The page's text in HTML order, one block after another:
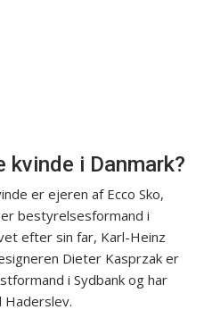
kvinde i Danmark?
er ejeren af Ecco Sko,
bestyrelsesformand i
efter sin far, Karl-Heinz
Dieter Kasprzak er
i Sydbank og har